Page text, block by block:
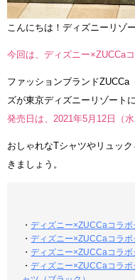
こんにちは！ディズニーリゾ
今回は、ディズニー×ZUCCa
ファッションブランドZUCCa
ズが東京ディズニーリゾート
発売日は、2021年5月12日（水
おしゃれなTシャツやリュッ
きましょう。
・ディズニー×ZUCCaコラ
・ディズニー×ZUCCaコラ
・ディズニー×ZUCCaコラ
・ディズニー×ZUCCaコラ